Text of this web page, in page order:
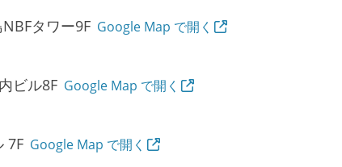
タワー9F Google Map で開く
ビル8F Google Map で開く
7F Google Map で開く